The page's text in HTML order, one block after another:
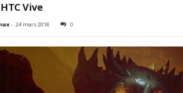
Vive
- 24 mars 2018 0